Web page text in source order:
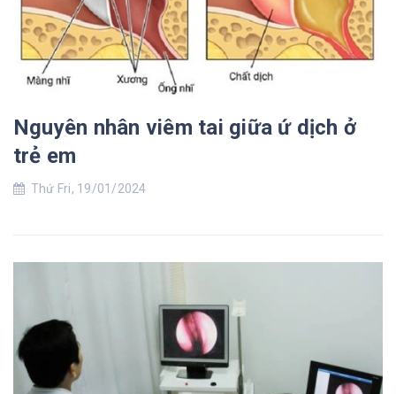
Nguyên nhân viêm tai giữa ứ dịch ở
trẻ em
Thứ Fri, 19/01/2024